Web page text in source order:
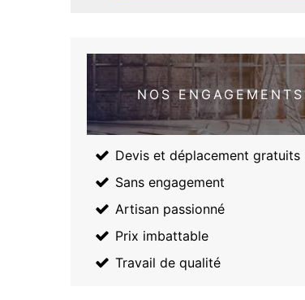
NOS ENGAGEMENTS
Devis et déplacement gratuits
Sans engagement
Artisan passionné
Prix imbattable
Travail de qualité